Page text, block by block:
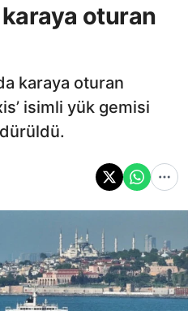
karaya oturan
karaya oturan
isimli yük gemisi